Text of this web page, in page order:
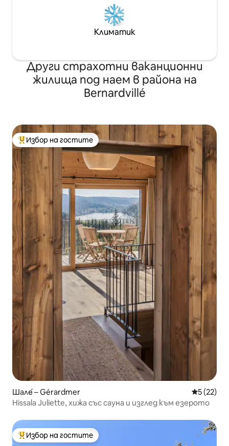
Климатик
Други страхотни ваканционни
жилища под наем в района на
Bernardvillé
Най-популярен избор на гостите
Избор на гостите
Шале́ – Gérardmer Средна
5 (22)
Hissala Juliette, хижа със сауна и изглед към езерото
Най-популярен избор на гостите
Избор на гостите